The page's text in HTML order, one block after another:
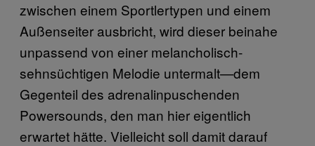
zwischen einem Sportlertypen und einem
Außenseiter ausbricht, wird dieser beinahe
unpassend von einer melancholisch-
sehnsüchtigen Melodie untermalt—dem
Gegenteil des adrenalinpuschenden
Powersounds, den man hier eigentlich
erwartet hätte. Vielleicht soll damit darauf